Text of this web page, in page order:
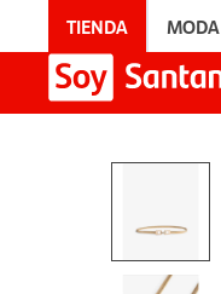
TIENDA MODA